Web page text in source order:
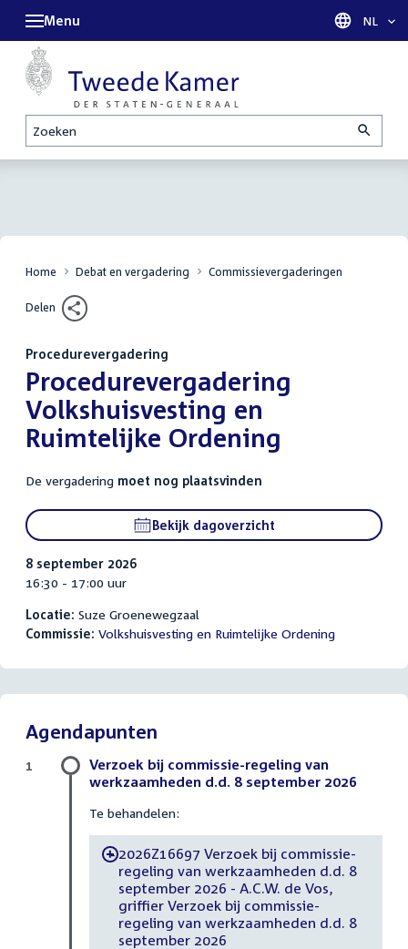
Zoeken
Menu Taal
NL
Home Debat en vergadering Commissievergaderingen
Delen
Procedurevergadering
:Procedurevergadering
Volkshuisvesting en
Ruimtelijke Ordening
De vergadering moet nog plaatsvinden
Bekijk dagoverzicht
8 september 2026
16:30 - 17:00 uur
Locatie: Suze Groenewegzaal
Commissie: Volkshuisvesting en Ruimtelijke Ordening
Agendapunten
Verzoek bij commissie-regeling van
werkzaamheden d.d. 8 september 2026
Te behandelen:
-2026Z16697 Verzoek bij commissie-
regeling van werkzaamheden d.d. 8
september 2026 - A.C.W. de Vos,
griffier Verzoek bij commissie-
regeling van werkzaamheden d.d. 8
september 2026
1